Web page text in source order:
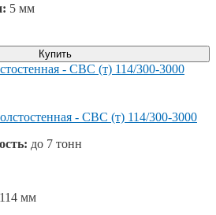
5 мм
Купить
- СВС (т) 114/300-3000
до 7 тонн
114 мм